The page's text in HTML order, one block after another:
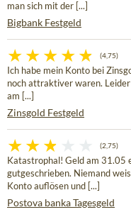
man sich mit der [...]
Bigbank Festgeld
(4,75)
Ich habe mein Konto bei
noch attraktiver waren.
am [...]
Zinsgold Festgeld
(2,75)
Katastrophal! Geld am 31.05
gutgeschrieben. Niemand
Konto auflösen und [...]
Postova banka Tagesgeld